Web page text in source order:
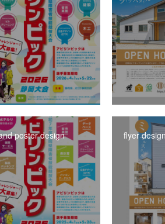
poster design flyer